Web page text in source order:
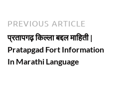
Post
navigation
PREVIOUS ARTICLE
article:
प्रतापगढ़ किल्ला बद्दल माहिती |
Pratapgad Fort Information
In Marathi Language